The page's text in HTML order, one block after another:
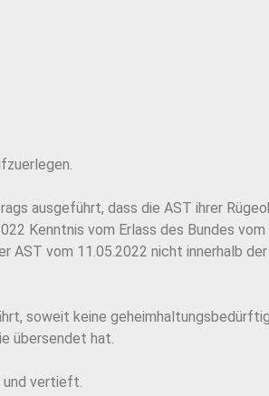
ausgeführt, dass die AST ihrer
Kenntnis vom Erlass des Bundes
vom 11.05.2022 nicht innerhalb
soweit keine
übersendet hat.
und vertieft.